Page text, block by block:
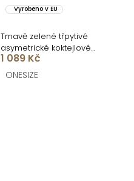
Vyrobeno v EU
Tmavě zelené třpytivé
asymetrické koktejlové
šaty OTYLDA
1 089 Kč
ONESIZE